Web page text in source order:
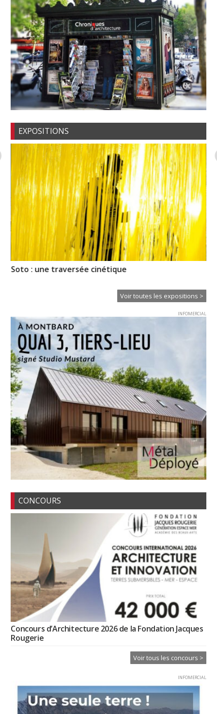
EXPOSITIONS
Soto : une traversée cinétique
Voir toutes les expositions >
INFOMERCIAL
CONCOURS
Concours d’Architecture 2026 de la Fondation Jacques
Rougerie
Voir tous les concours >
INFOMERCIAL